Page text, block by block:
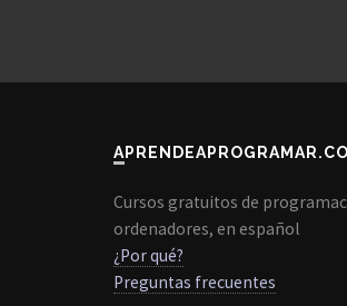
Cursos gratuitos de
ordenadores, en español
¿Por qué?
Preguntas frecuentes